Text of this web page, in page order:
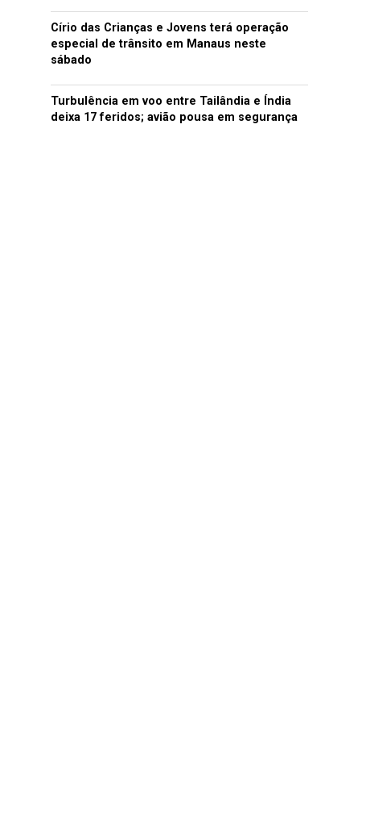
Círio das Crianças e Jovens terá operação
especial de trânsito em Manaus neste
sábado
Turbulência em voo entre Tailândia e Índia
deixa 17 feridos; avião pousa em segurança